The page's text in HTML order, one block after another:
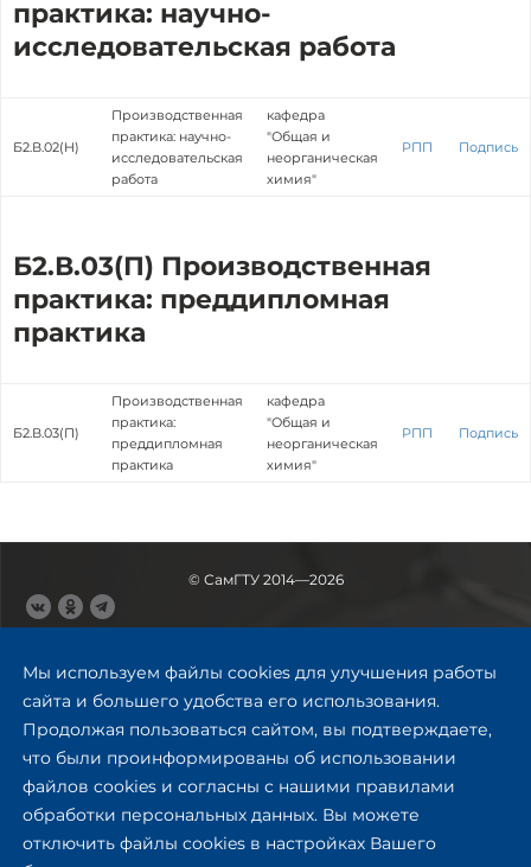
практика: научно-
исследовательская работа
Б2.В.02(Н)
Производственная
практика: научно-
исследовательская
работа
кафедра
"Общая и
неорганическая
химия"
РПП Подпись
Б2.В.03(П) Производственная
практика: преддипломная
практика
Б2.В.03(П)
Производственная
практика:
преддипломная
практика
кафедра
"Общая и
неорганическая
химия"
РПП Подпись
Мы используем файлы cookies для улучшения работы
сайта и большего удобства его использования.
Продолжая пользоваться сайтом, вы подтверждаете,
что были проинформированы об использовании
файлов cookies и согласны с нашими правилами
обработки персональных данных. Вы можете
отключить файлы cookies в настройках Вашего
© СамГТУ 2014—2026
443100, Самара
Ул. Молодогвардейская, 244,
главный корпус
8 (846) 278-43-11
rector@samgtu.ru
Обратная связь
Приемная комиссия